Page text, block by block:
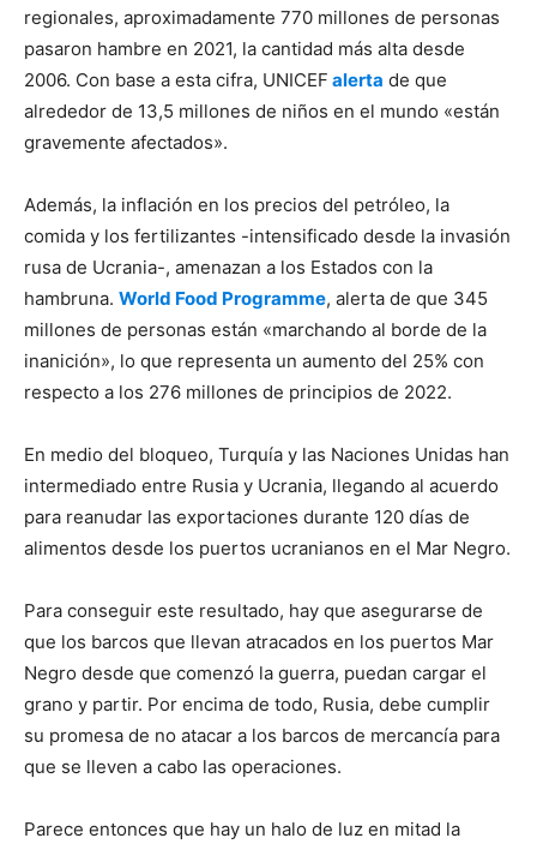
regionales, aproximadamente 770 millones de personas
pasaron hambre en 2021, la cantidad más alta desde
2006. Con base a esta cifra, UNICEF alerta de que
alrededor de 13,5 millones de niños en el mundo «están
gravemente afectados».
Además, la inflación en los precios del petróleo, la
comida y los fertilizantes -intensificado desde la invasión
rusa de Ucrania-, amenazan a los Estados con la
hambruna. World Food Programme, alerta de que 345
millones de personas están «marchando al borde de la
inanición», lo que representa un aumento del 25% con
respecto a los 276 millones de principios de 2022.
En medio del bloqueo, Turquía y las Naciones Unidas han
intermediado entre Rusia y Ucrania, llegando al acuerdo
para reanudar las exportaciones durante 120 días de
alimentos desde los puertos ucranianos en el Mar Negro.
Para conseguir este resultado, hay que asegurarse de
que los barcos que llevan atracados en los puertos Mar
Negro desde que comenzó la guerra, puedan cargar el
grano y partir. Por encima de todo, Rusia, debe cumplir
su promesa de no atacar a los barcos de mercancía para
que se lleven a cabo las operaciones.
Parece entonces que hay un halo de luz en mitad la